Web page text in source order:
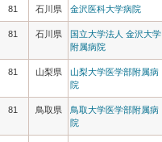
81 石川県 金沢医科大学病院
81 石川県
国立大学法人 金沢大学
附属病院
81 山梨県
山梨大学医学部附属病
院
81 鳥取県
鳥取大学医学部附属病
院